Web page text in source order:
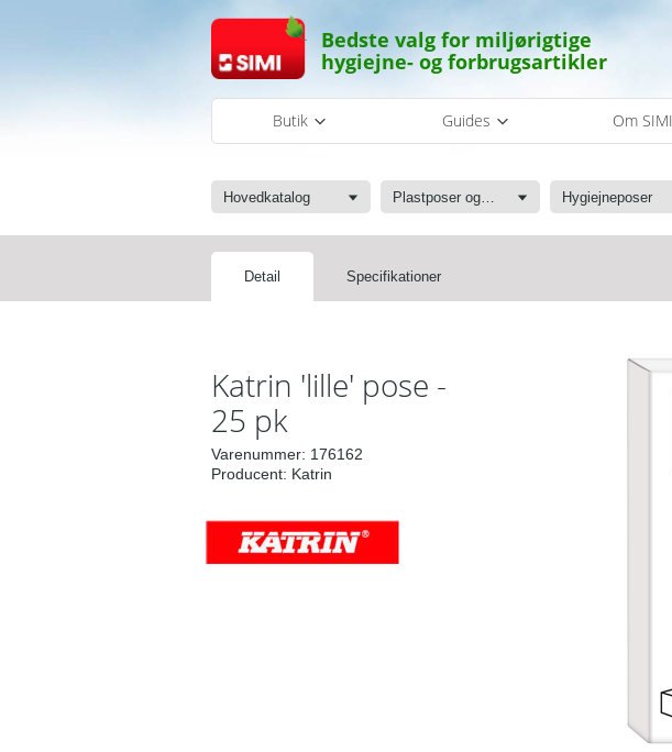
Bedste valg for miljørigtige
hygiejne- og forbrugsartikler
Butik Guides Om SIMI
Hovedkatalog Plastposer og sække Hygiejneposer
Detail Specifikationer
Katrin 'lille' pose -
25 pk
Varenummer: 176162
Producent: Katrin